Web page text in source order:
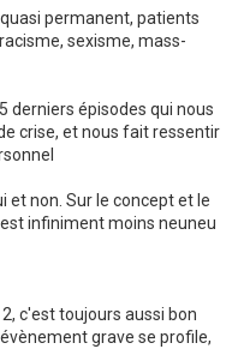
permanent, patients
sexisme, mass-
derniers épisodes qui nous
crise, et nous fait ressentir
et non. Sur le concept et le
infiniment moins neuneu
c'est toujours aussi bon
grave se profile,